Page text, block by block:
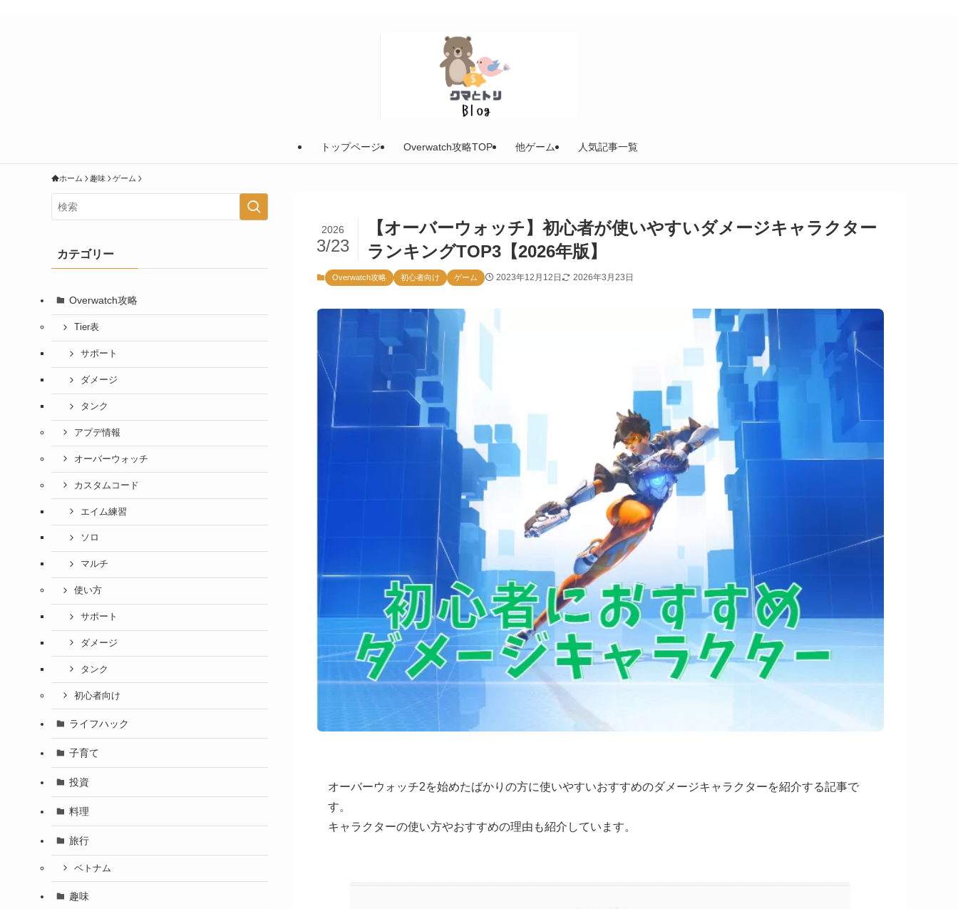
トップページ Overwatch攻略TOP 他ゲーム 人気記事一覧
ホーム 趣味 ゲーム
【オーバーウォッチ】初心者が使いやすいダメージキャラクター
ランキングTOP3【2026年版】
2026
3/23
Overwatch攻略 初心者向け ゲーム 2023年12月12日 2026年3月23日
オーバーウォッチ2を始めたばかりの方に使いやすいおすすめのダメージキャラクターを紹介する記事で
す。
キャラクターの使い方やおすすめの理由も紹介しています。
カテゴリー
Overwatch攻略
Tier表
サポート
ダメージ
タンク
アプデ情報
オーバーウォッチ
カスタムコード
エイム練習
ソロ
マルチ
使い方
サポート
ダメージ
タンク
初心者向け
ライフハック
子育て
投資
料理
旅行
ベトナム
趣味